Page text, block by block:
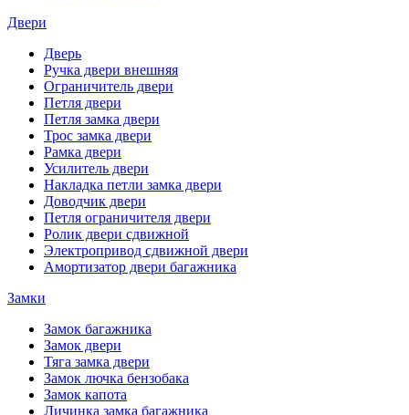
Двери
Дверь
Ручка двери внешняя
Ограничитель двери
Петля двери
Петля замка двери
Трос замка двери
Рамка двери
Усилитель двери
Накладка петли замка двери
Доводчик двери
Петля ограничителя двери
Ролик двери сдвижной
Электропривод сдвижной двери
Амортизатор двери багажника
Замки
Замок багажника
Замок двери
Тяга замка двери
Замок лючка бензобака
Замок капота
Личинка замка багажника